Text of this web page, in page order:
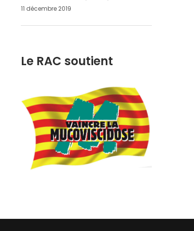
11 décembre 2019
Le RAC soutient